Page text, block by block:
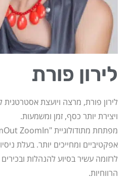
לירון פורת
לירון פורת, מרצה ויועצת אסטרטגית
ויצירת יותר כסף, זמן ומשמעות.
אפקטיביים ומחייכים יותר. בעלת
לרזומה עשיר בסיוע להנהלות
הרווחיות.